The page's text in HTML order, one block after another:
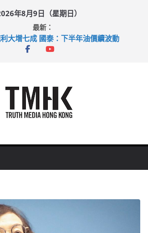
年8月9日（星期日）
最新：
大增七成 國泰：下半年油價續波動
熱身賽挫維拉 啟德主場館奪錦標